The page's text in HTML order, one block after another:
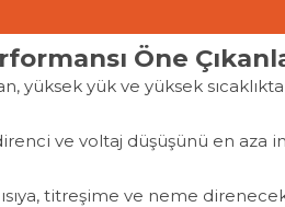
Öne
yüksek yük ve yüksek
ve voltaj düşüşünü en aza
titreşime ve neme